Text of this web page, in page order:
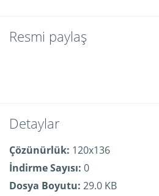
Resmi paylaş
Detaylar
Çözünürlük: 120x136
İndirme Sayısı: 0
Dosya Boyutu: 29.0 KB